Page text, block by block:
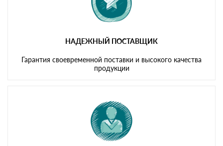
НАДЕЖНЫЙ ПОСТАВЩИК
Гарантия своевременной поставки и высокого качества
продукции